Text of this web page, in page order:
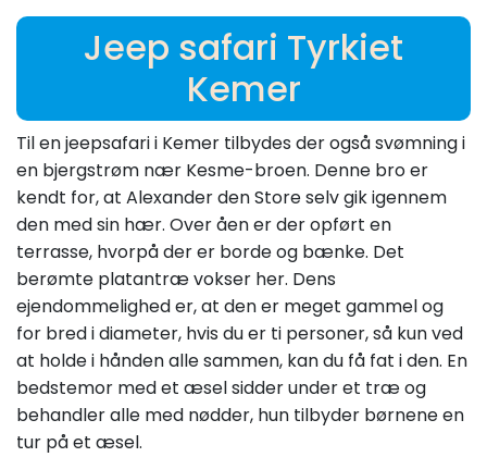
Jeep safari Tyrkiet
Kemer
Til en jeepsafari i Kemer tilbydes der også svømning i
en bjergstrøm nær Kesme-broen. Denne bro er
kendt for, at Alexander den Store selv gik igennem
den med sin hær. Over åen er der opført en
terrasse, hvorpå der er borde og bænke. Det
berømte platantræ vokser her. Dens
ejendommelighed er, at den er meget gammel og
for bred i diameter, hvis du er ti personer, så kun ved
at holde i hånden alle sammen, kan du få fat i den. En
bedstemor med et æsel sidder under et træ og
behandler alle med nødder, hun tilbyder børnene en
tur på et æsel.